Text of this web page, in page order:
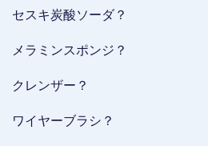
セスキ炭酸ソーダ？
メラミンスポンジ？
クレンザー？
ワイヤーブラシ？